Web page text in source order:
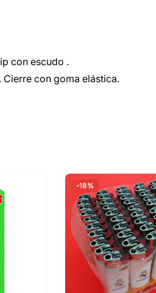
con escudo .
con goma elástica.
-18%